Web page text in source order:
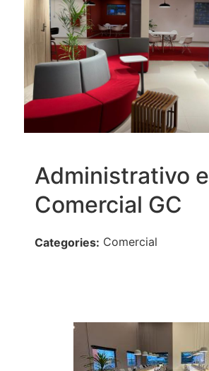
Administrativo e
Comercial GC
Categories: Comercial